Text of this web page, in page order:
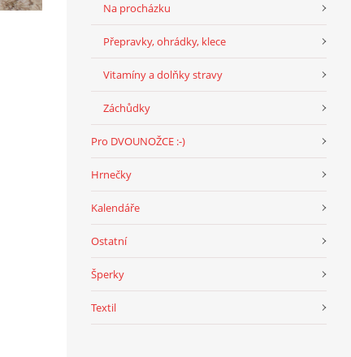
Na procházku
Přepravky, ohrádky, klece
Vitamíny a dolňky stravy
Záchůdky
Pro DVOUNOŽCE :-)
Hrnečky
Kalendáře
Ostatní
Šperky
Textil